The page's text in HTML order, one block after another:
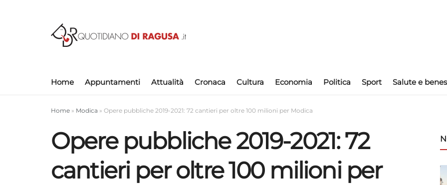
Home Appuntamenti Attualità Cronaca Cultura Economia Politica Sport Salute e
Home » Modica » Opere pubbliche 2019-2021: 72 cantieri per oltre 100 milioni per Modica
Opere pubbliche 2019-2021: 72
cantieri per oltre 100 milioni per